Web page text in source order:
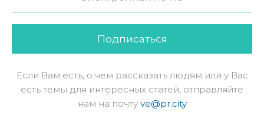
Подписаться
Если Вам есть, о чем рассказать людям или у Вас
есть темы для интересных статей, отправляйте
нам на почту ve@pr.city